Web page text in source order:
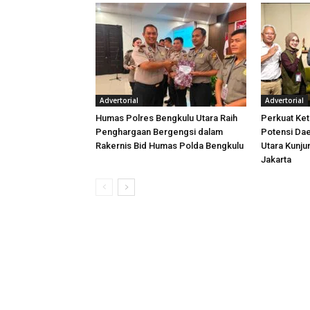
Advertorial
Humas Polres Bengkulu Utara Raih
Penghargaan Bergengsi dalam
Rakernis Bid Humas Polda Bengkulu
Advertorial
Perkuat
Potensi
Utara
Jakarta